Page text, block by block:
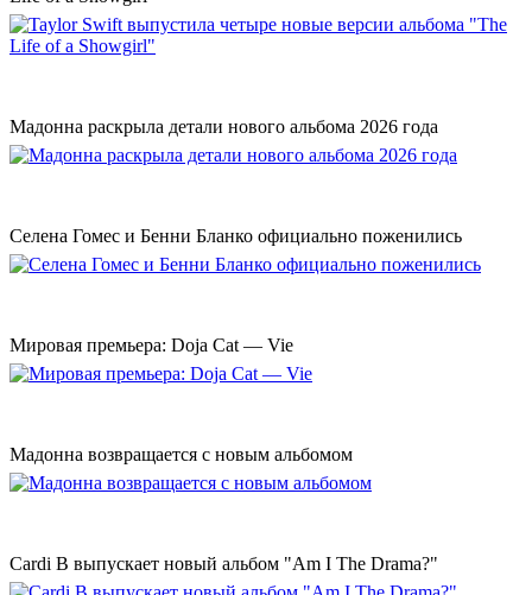
Мадонна раскрыла детали нового альбома 2026 года
Селена Гомес и Бенни Бланко официально поженились
Мировая премьера: Doja Cat — Vie
Мадонна возвращается с новым альбомом
Cardi B выпускает новый альбом "Am I The Drama?"